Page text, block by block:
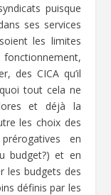
puisque
ses services
les limites
des CICA qu’il
tout cela ne
et déjà la
les choix des
en
budget?) et en
les budgets des
définis par les